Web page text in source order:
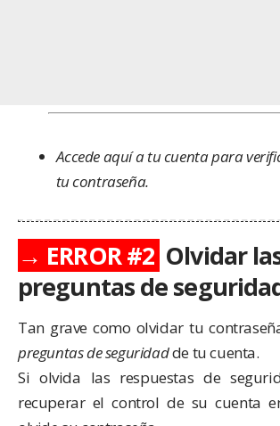
Accede aquía tu cuenta para
tu contraseña.
→ ERROR #2 Olvidar
preguntas de
Tan grave como olvidar tu
preguntas de seguridadde tu cuenta.
Si olvida las respuestas de
recuperar el control de su cuenta